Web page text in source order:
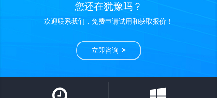
您还在犹豫吗？
欢迎联系我们，免费申请试用和获取报价！
立即咨询